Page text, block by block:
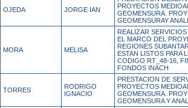
OJEDA JORGE IAN
PROYECTOS
GEOMENSURA.
GEOMENSURAY
MORA MELISA
REALIZAR
EL MARCO DEL
REGIONES
ESTAN LISTOS PARA
CODIGO RT_48-16,
FONDOS INACH
TORRES
RODRIGO
IGNACIO
PRESTACION DE
PROYECTOS
GEOMENSURA.
GEOMENSURA Y